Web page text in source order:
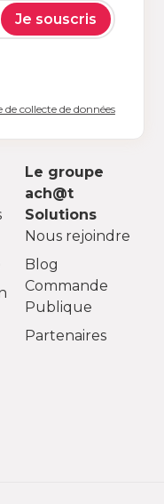
Le groupe
ach@t
Solutions
Nous rejoindre
Blog
Commande
Publique
Partenaires
Je souscris
de collecte de données